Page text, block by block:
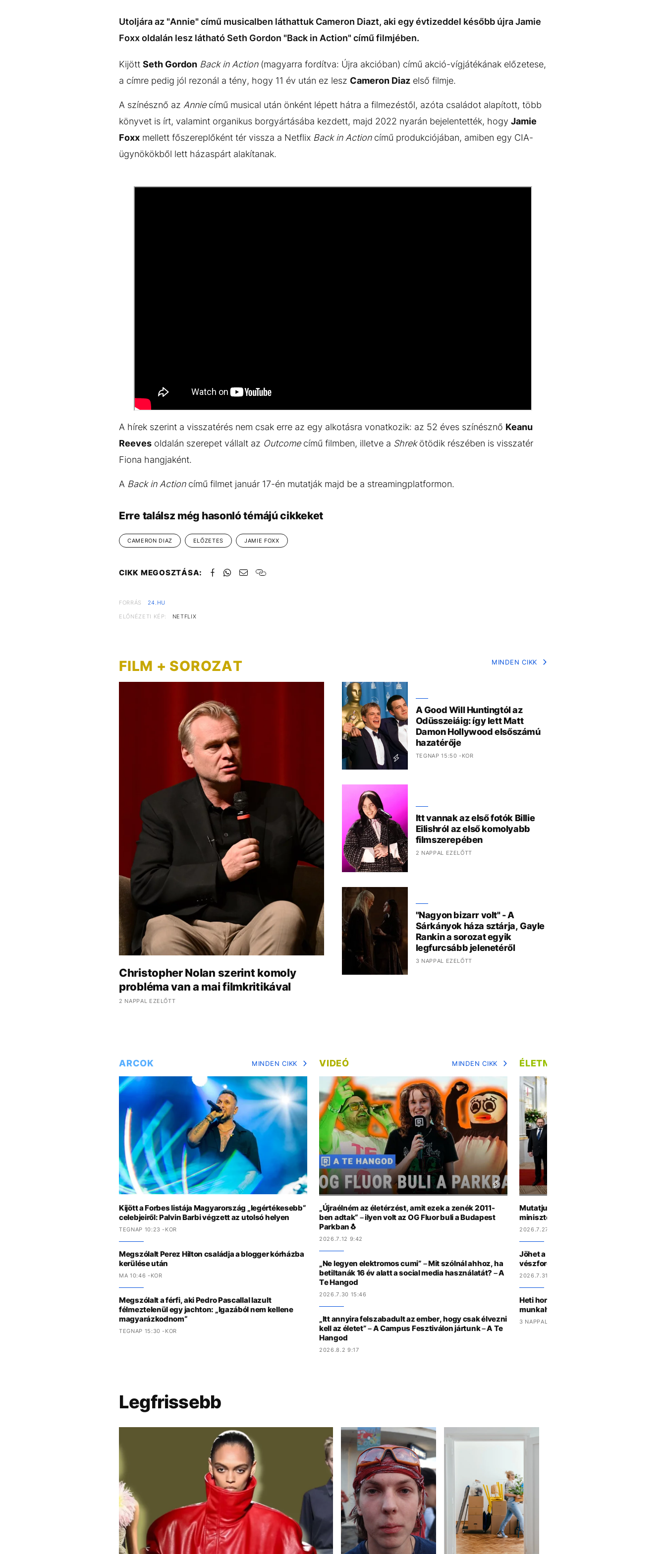
KvízMédiaajánlatImpresszum
Utoljára az "Annie" című musicalben láthattuk Cameron Diazt, aki egy évtizeddel később újra Jamie
Foxx oldalán lesz látható Seth Gordon "Back in Action" című filmjében.
Kijött Seth Gordon Back in Action(magyarra fordítva: Újra akcióban) című akció-vígjátékának előzetese,
a címre pedig jól rezonál a tény, hogy 11 év után ez lesz Cameron Diaz első filmje.
A színésznő az Anniecímű musical után önként lépett hátra a filmezéstől, azóta családot alapított, több
könyvet is írt, valamint organikus borgyártásába kezdett, majd 2022 nyarán bejelentették, hogy Jamie
Foxx mellett főszereplőként tér vissza a Netflix Back in Actioncímű produkciójában, amiben egy CIA-
ügynökökből lett házaspárt alakítanak.
A hírek szerint a visszatérés nem csak erre az egy alkotásra vonatkozik: az 52 éves színésznő Keanu
Reeves oldalán szerepet vállalt az Outcomecímű filmben, illetve a Shrekötödik részében is visszatér
Fiona hangjaként.
A Back in Actioncímű filmet január 17-én mutatják majd be a streamingplatformon.
Erre találsz még hasonló témájú cikkeket
CAMERON DIAZ ELŐZETES JAMIE FOXX
CIKK MEGOSZTÁSA:
FORRÁS
24.HU
ELŐNÉZETI KÉP:
NETFLIX
FILM + SOROZAT MINDEN CIKK
Christopher Nolan szerint komoly
probléma van a mai filmkritikával
2 NAPPAL EZELŐTT
A Good Will Huntingtól az
Odüsszeiáig: így lett Matt
Damon Hollywood elsőszámú
hazatérője
TEGNAP 15:50 -KOR
Itt vannak az első fotók Billie
Eilishról az első komolyabb
filmszerepében
2 NAPPAL EZELŐTT
"Nagyon bizarr volt" - A
Sárkányok háza sztárja, Gayle
Rankin a sorozat egyik
legfurcsább jelenetéről
3 NAPPAL EZELŐTT
ARCOK MINDEN CIKK
Kijött a Forbes listája Magyarország „legértékesebb“
celebjeiről: Palvin Barbi végzett az utolsó helyen
TEGNAP 10:23 -KOR
Megszólalt Perez Hilton családja a blogger kórházba
kerülése után
MA 10:46 -KOR
Megszólalt a férfi, aki Pedro Pascallal lazult
félmeztelenül egy jachton: „Igazából nem kellene
magyarázkodnom“
TEGNAP 15:30 -KOR
VIDEÓ MINDEN CIKK
„Újraélném az életérzést, amit ezek a zenék 2011-
ben adtak“ – ilyen volt az OG Fluor buli a Budapest
Parkban🐧
2026.7.12 9:42
„Ne legyen elektromos cumi” – Mit szólnál ahhoz, ha
betiltanák 16 év alatt a social media használatát? – A
Te Hangod
2026.7.30 15:46
„Itt annyira felszabadult az ember, hogy csak élvezni
kell az életet” – A Campus Fesztiválon jártunk – A Te
Hangod
2026.8.2 9:17
ÉLETMÓD
Mutatjuk, te Magyar Péter kormányából
miniszter lennél a horoszkópod alapján
2026.7.27 15:44
Jöhet a háromórás áramszünet? Így
vészforgatókönyv Magyarországon
2026.7.31 15:27
Heti horoszkóp: a Skorpiók randizni
munkahelyi krásst, a Kosok új barátokat
3 NAPPAL EZELŐTT
Legfrissebb